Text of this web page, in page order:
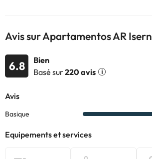
Avis sur Apartamentos AR Isern
6.8
Bien
Basé sur220 avis